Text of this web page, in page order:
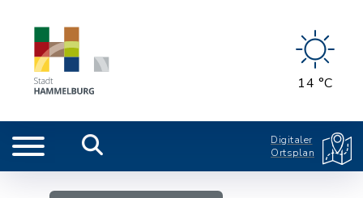
14 °C
Digitaler
Ortsplan